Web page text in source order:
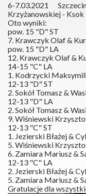
6-7.03.2021
Krzyżanowskiej - Ksok
Oto wyniki:
pow. 15 "D" ST
7. Krawczyk Olaf &
pow. 15 "D" LA
12. Krawczyk Olaf &
14-15 "C" LA
1. Kodrzycki
12-13 "D" ST
2. Sokół Tomasz &
12-13 "D" LA
2. Sokół Tomasz &
9. Wiśniewski
12-13 "C" ST
1. Jezierski Błażej &
5. Wiśniewski
6. Zamiara Mariusz &
12-13 "C" LA
2. Jezierski Błażej &
5. Zamiara Mariusz &
Gratulacje dla